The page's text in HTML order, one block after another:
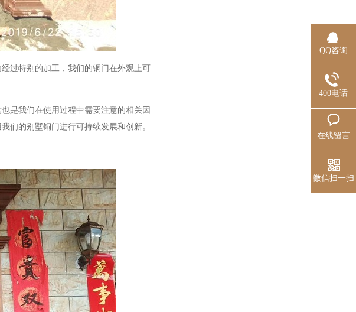
过特别的加工，我们的铜门在外观上可
是我们在使用过程中需要注意的相关因
们的别墅铜门进行可持续发展和创新。
QQ咨询
400电话
在线留言
微信扫一扫